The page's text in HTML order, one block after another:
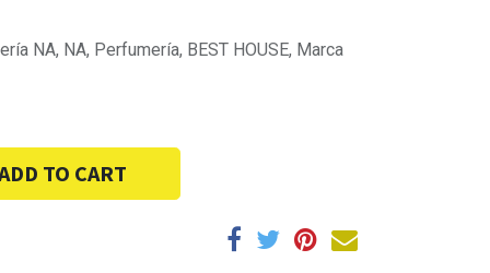
NA, NA, Perfumería, BEST HOUSE, Marca
TO CART